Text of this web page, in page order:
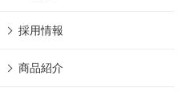
採用情報
商品紹介